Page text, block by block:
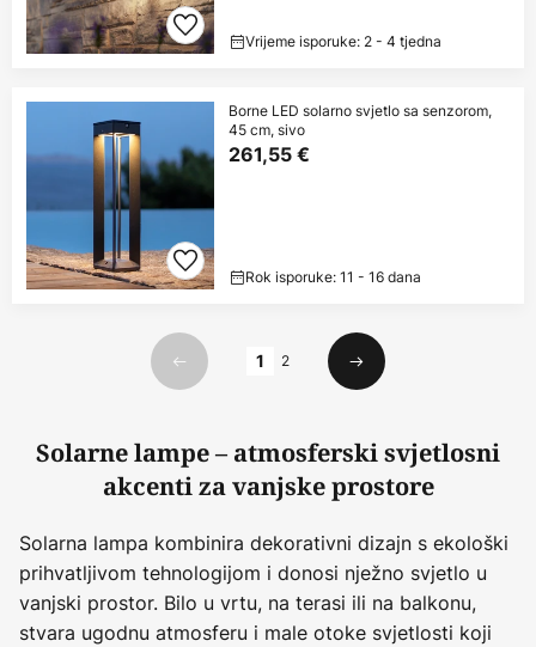
Vrijeme isporuke: 2 - 4 tjedna
Borne LED solarno svjetlo sa senzorom,
45 cm, sivo
261,55 €
Rok isporuke: 11 - 16 dana
Prethodno
1 2
Sljedeći
Solarne lampe – atmosferski svjetlosni
akcenti za vanjske prostore
Solarna lampa kombinira dekorativni dizajn s ekološki
prihvatljivom tehnologijom i donosi nježno svjetlo u
vanjski prostor. Bilo u vrtu, na terasi ili na balkonu,
stvara ugodnu atmosferu i male otoke svjetlosti koji